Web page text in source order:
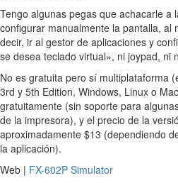
Tengo algunas pegas que achacarle a
configurar manualmente la pantalla, al
decir, ir al gestor de aplicaciones y
se desea teclado virtual», ni joypad, ni
No es gratuita pero sí multiplataforma
3rd y 5th Edition, Windows, Linux o
gratuitamente (sin soporte para
de la impresora), y el precio de la
aproximadamente $13 (dependiendo
la aplicación).
Web | FX-602P Simulator